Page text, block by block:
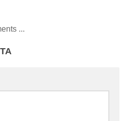
...